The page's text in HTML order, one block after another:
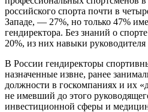
российского спорта почти в
Западе, — 27%, но только 47%
гендиректора. Без знаний о
20%, из них навыки
В России гендиректоры
назначенные извне, ранее
должности в госкомпаниях и их
не имевший до этого
инвестиционной сферы и